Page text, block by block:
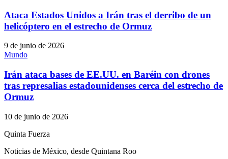
Ataca Estados Unidos a Irán tras el derribo de un
helicóptero en el estrecho de Ormuz
9 de junio de 2026
Mundo
Irán ataca bases de EE.UU. en Baréin con drones
tras represalias estadounidenses cerca del estrecho de
Ormuz
10 de junio de 2026
Quinta Fuerza
Noticias de México, desde Quintana Roo